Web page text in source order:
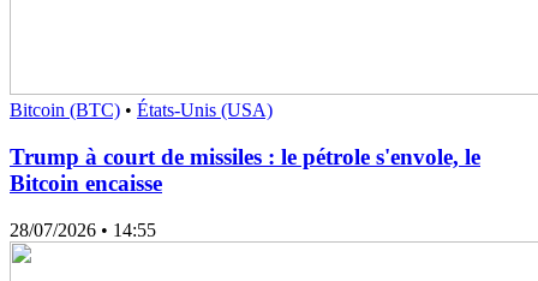
Bitcoin (BTC) • États-Unis (USA)
Trump à court de missiles : le pétrole s'envole, le
Bitcoin encaisse
28/07/2026 • 14:55